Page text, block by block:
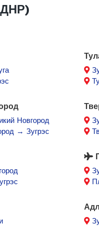
Новгород
→ Зугрэс